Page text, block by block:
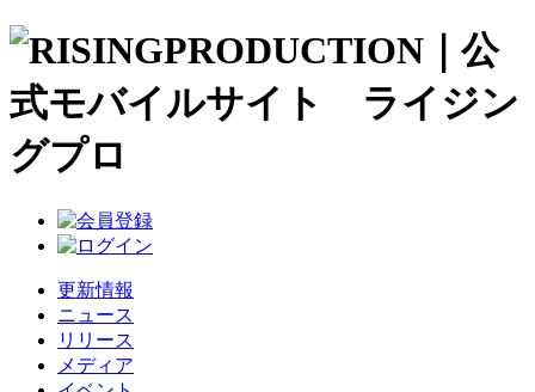
更新情報
ニュース
リリース
メディア